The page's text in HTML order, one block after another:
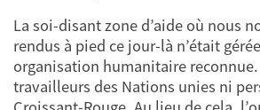
La soi-disant zone d’aide où nous
rendus à pied ce jour-là n’était
organisation humanitaire reconnue.
travailleurs des Nations unies ni